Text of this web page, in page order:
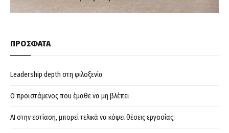
ΠΡΟΣΦΑΤΑ
Leadership depth στη φιλοξενία
Ο προϊστάμενος που έμαθε να μη βλέπει
AI στην εστίαση, μπορεί τελικά να κόψει θέσεις εργασίας;